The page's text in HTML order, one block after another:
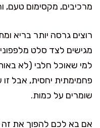
מרכיבים, מקסימום טעם,
רוצים גרסה יותר בריא
מגישים לצד סלט
למי שאוכל חלבי (לא
פחמימתית יחסית, אבל זו
שומרים על כמות.
אם בא לכם להפוך את זה